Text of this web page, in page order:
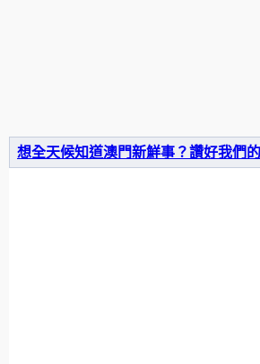
想全天候知道澳門新鮮事？讚好我們